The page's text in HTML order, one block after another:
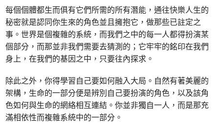
每個個體都生而俱有它們所需的所有潛能，通往快樂人生的
秘密就是認同你生來的角色並且擁抱它，做那些已註定之
事。世界是個複雜的系統，而我們之中的每一人都得扮演某
個部分，而那並非我們需要去猜測的；它牢牢的銘印在我們
身上，在我們的基因之中，只要往內探求。
除此之外，你得學習自己要如何融入大局。自然有著美麗的
架構，生命的一部分便是辨別自己要扮演的角色，以及該角
色如何與生命的網絡相互連結。你並非獨自一人，而是那充
滿相依性而複雜系統中的一部分。